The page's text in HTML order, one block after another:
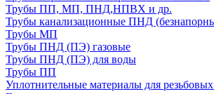
Трубы ПП, МП, ПНД,НПВХ и др.
Трубы канализационные ПНД
Трубы МП
Трубы ПНД (ПЭ) газовые
Трубы ПНД (ПЭ) для воды
Трубы ПП
Уплотнительные материалы для